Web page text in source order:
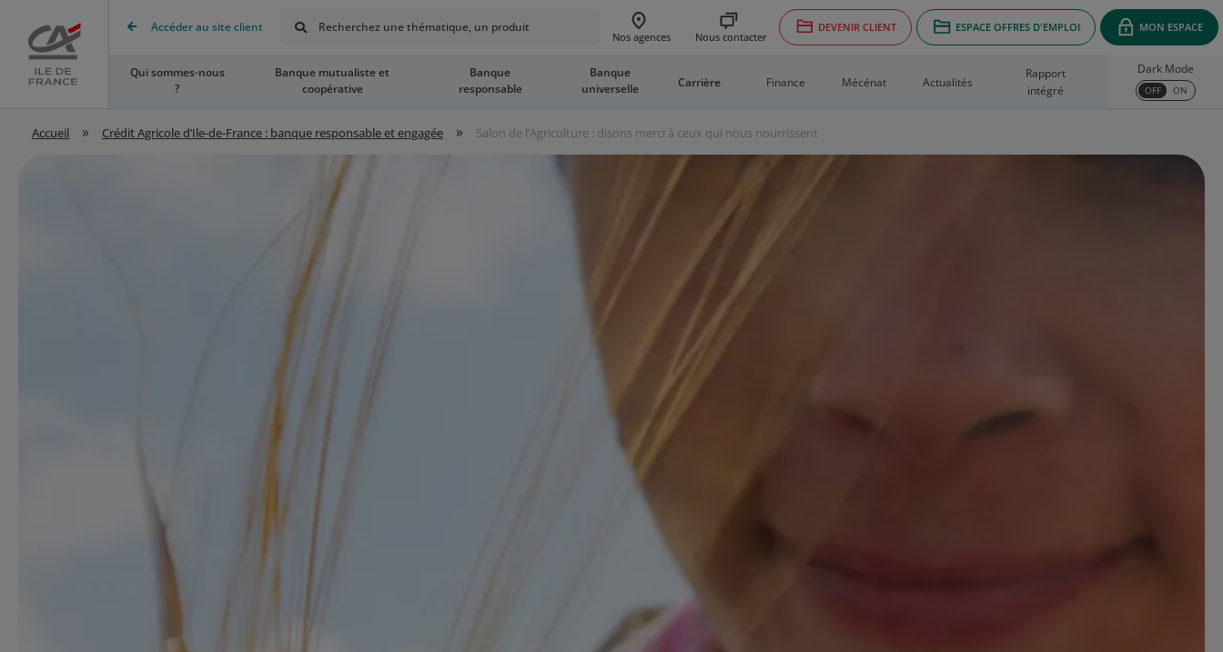
Accueil
Accéder au site client
Recherchez une thématique, un produit
Rechercher
Nos agences Nous contacter
DEVENIR CLIENT ESPACE OFFRES D'EMPLOI MON ESPACE
Qui sommes-nous
?
Banque mutualiste et
coopérative
Banque
responsable
Banque
universelle
Carrière Finance Mécénat Actualités
Rapport
intégré
Dark Mode
OFF ON
Accueil » Crédit Agricole d’Ile-de-France : banque responsable et engagée » Salon de l’Agriculture : disons merci à ceux qui nous nourrissent